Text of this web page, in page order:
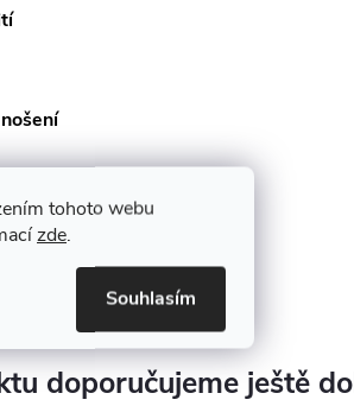
tohoto webu
zde.
Souhlasím
se
doporučujeme ještě